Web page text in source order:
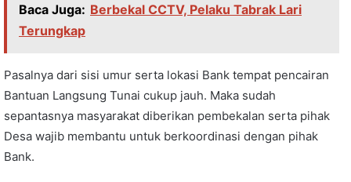
Baca Juga: Berbekal CCTV, Pelaku Tabrak Lari
Terungkap
Pasalnya dari sisi umur serta lokasi Bank tempat pencairan
Bantuan Langsung Tunai cukup jauh. Maka sudah
sepantasnya masyarakat diberikan pembekalan serta pihak
Desa wajib membantu untuk berkoordinasi dengan pihak
Bank.